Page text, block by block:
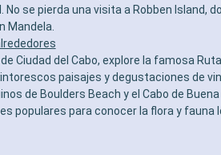
se pierda una visita a Robben Island,
Mandela.
Ciudad del Cabo, explore la famosa
paisajes y degustaciones de
de Boulders Beach y el Cabo de
populares para conocer la flora y fauna